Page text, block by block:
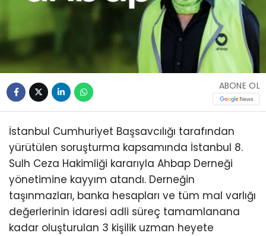
ABONE OL
İstanbul Cumhuriyet Başsavcılığı tarafından
yürütülen soruşturma kapsamında İstanbul 8.
Sulh Ceza Hakimliği kararıyla Ahbap Derneği
yönetimine kayyım atandı. Derneğin
taşınmazları, banka hesapları ve tüm mal varlığı
değerlerinin idaresi adli süreç tamamlanana
kadar oluşturulan 3 kişilik uzman heyete